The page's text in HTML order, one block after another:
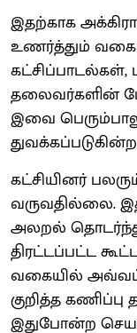
இதற்காக
உணர்த்தும்
தலைவர்களின்
இவை
கட்சியினர்
வருவதில்லை.
அலறல்
திரட்டப்பட்ட
வகையில்
குறித்த கணிப்பு
இதுபோன்ற